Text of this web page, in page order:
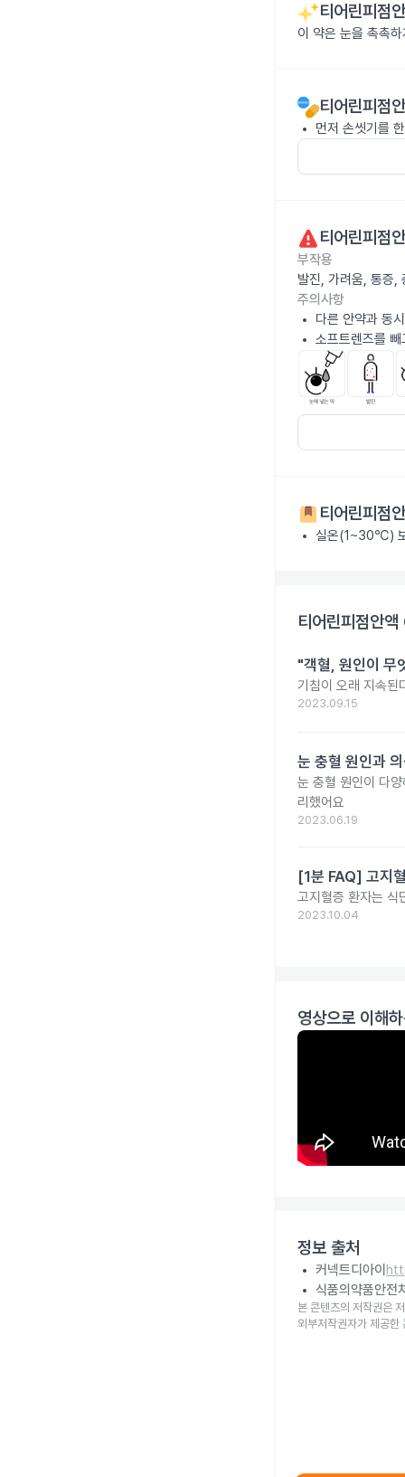
티어린피점
이 약은 눈을 촉촉
티어린피점
먼저 손씻기를
티어린피점
부작용
발진, 가려움, 통증,
주의사항
다른 안약과 동
소프트렌즈를
티어린피점
실온(1~30℃)
티어린피점안
"객혈, 원인이 무
기침이 오래 지속된
2023.09.15
눈 충혈 원인과
눈 충혈 원인이 다
리했어요
2023.06.19
[1분 FAQ] 고지
고지혈증 환자는 식
2023.10.04
영상으로 이해
정보 출처
커넥트디아이
식품의약품안전
본 콘텐츠의 저작권은
외부저작권자가 제공한